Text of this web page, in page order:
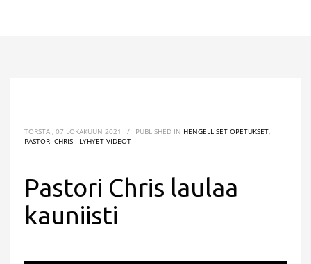
TORSTAI, 07 LOKAKUUN 2021 / PUBLISHED IN HENGELLISET OPETUKSET
PASTORI CHRIS - LYHYET VIDEOT
Pastori Chris laulaa
kauniisti